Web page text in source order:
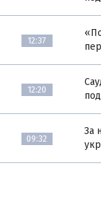
12:37
12:20
09:32
За